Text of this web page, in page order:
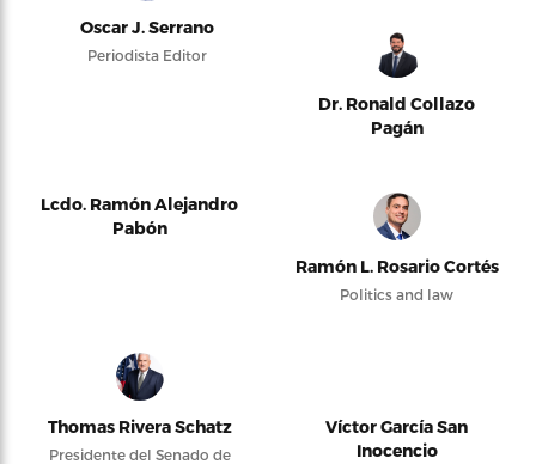
Oscar J. Serrano
Periodista Editor
Dr. Ronald Collazo
Pagán
Lcdo. Ramón Alejandro
Pabón
Ramón L. Rosario Cortés
Politics and law
Thomas Rivera Schatz
Presidente del Senado de
Víctor García San
Inocencio